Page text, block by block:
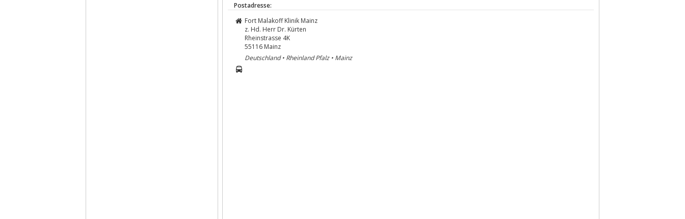
Postadresse:
Fort Malakoff Klinik Mainz
z. Hd. Herr Dr. Kürten
Rheinstrasse 4K
55116 Mainz
Deutschland • Rheinland Pfalz • Mainz